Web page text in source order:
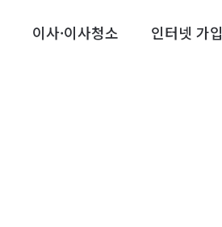
이사·이사청소 인터넷 가입